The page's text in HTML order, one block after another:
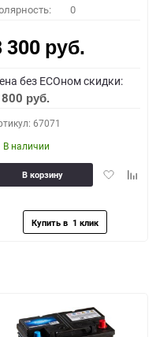
0
300 руб.
без ECOном скидки:
руб.
67071
В наличии
Добавить
В корзину